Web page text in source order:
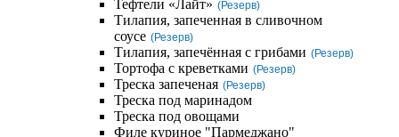
Тефтели «Лайт» (Резерв)
Тилапия, запеченная в сливочном
соусе (Резерв)
Тилапия, запечённая с грибами (Резерв)
Тортофа с креветками (Резерв)
Треска запеченая (Резерв)
Треска под маринадом
Треска под овощами
Филе куриное "Пармеджано"